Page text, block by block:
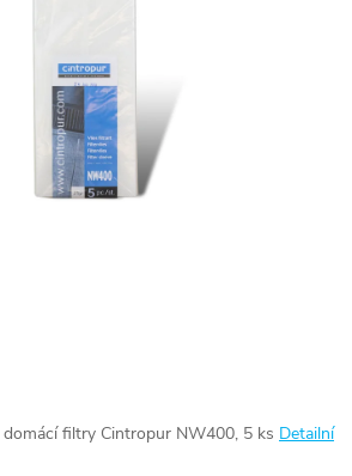
filtry Cintropur NW400, 5 ks Detailní